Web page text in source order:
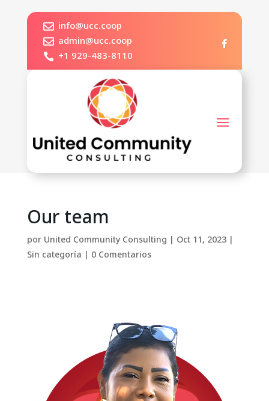
 info@ucc.coop
 admin@ucc.coop
 +1 929-483-8110
Our team
por United Community Consulting | Oct 11, 2023|
Sin categoría | 0 Comentarios